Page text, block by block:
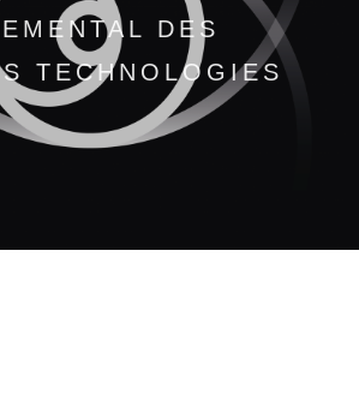
DES
TECHNOLOGIES